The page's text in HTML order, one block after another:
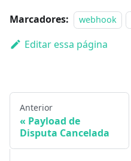
Marcadores: webhook
Editar essa página
Anterior
Payload de
Disputa Cancelada